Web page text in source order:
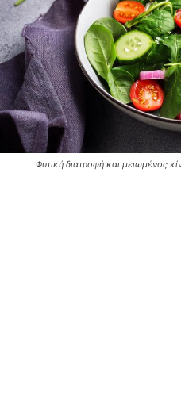
Φυτική διατροφή και μειωμένος